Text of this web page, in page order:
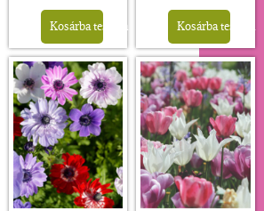
Kosárba teszem
Alternative:
Kosárba teszem